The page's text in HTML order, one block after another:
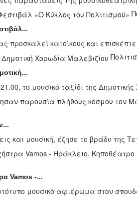
προσκαλεί κατοίκους και
το μουσικό ταξίδι της
και μουσική, έζησε το βράδυ της
Vamos -...
μουσικό αφιέρωμα στον